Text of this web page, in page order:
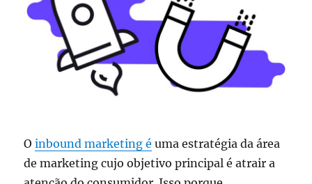
Oinbound marketing é uma estratégia da área
de marketing cujo objetivo principal é atrair a